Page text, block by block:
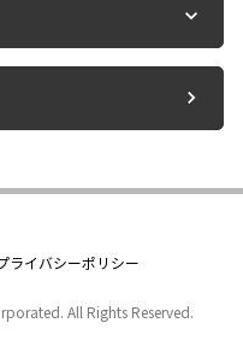
ライバシーポリシー
All Rights Reserved.